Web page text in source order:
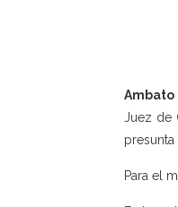
Ambato
Juez de
Para el